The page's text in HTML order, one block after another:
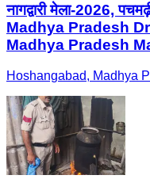
नागद्वारी मेला-2026,
Madhya Pradesh
Madhya Pradesh
Hoshangabad, Madhya